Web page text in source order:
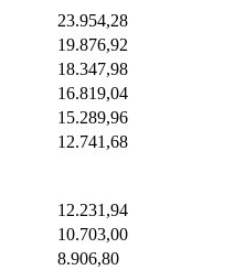
23.954,28
19.876,92
18.347,98
16.819,04
15.289,96
12.741,68
12.231,94
10.703,00
8.906,80